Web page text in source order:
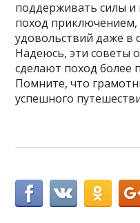
поддерживать силы и
поход
удовольствий даже
Надеюсь, эти советы
сделают поход более
Помните, что
успешного